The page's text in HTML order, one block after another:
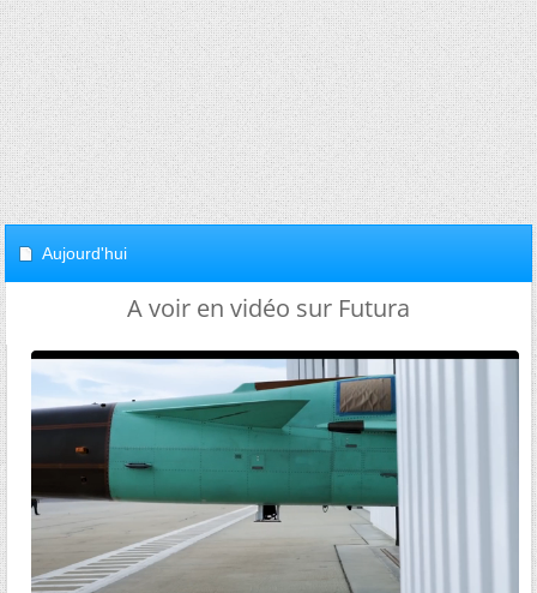
Aujourd'hui
A voir en vidéo sur Futura